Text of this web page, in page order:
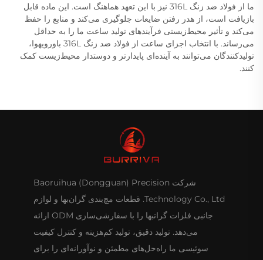
ما از فولاد ضد زنگ 316L نیز با این تعهد هماهنگ است. این ماده قابل
بازیافت است، از هدر رفتن ضایعات جلوگیری می‌کند و منابع را حفظ
می‌کند و تأثیر محیط‌زیستی فرآیندهای تولید ساعت ما را به حداقل
می‌رساند. با انتخاب اجزای ساعت از فولاد ضد زنگ 316L باورویهوا،
تولیدکنندگان می‌توانند به آینده‌ای پایدارتر و دوستدار محیط‌زیست کمک
کنند.
شرکت Baoruihua (Dongguan) Precision
Technology Co., Ltd. قطعات مچ‌بندی گران‌بها و لوازم
جانبی فلزات گرانبها را با سفارشی‌سازی ODM ارائه
می‌دهد. تولید دقیق، تولید کم‌هزینه و کنترل کیفیت
سوئیسی ما راه‌حل‌های مطمئن و نوآورانه‌ای را برای